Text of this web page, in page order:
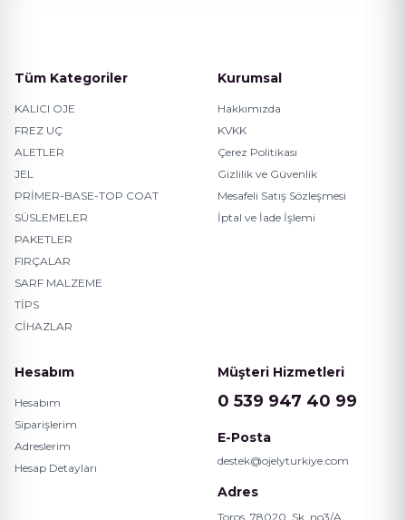
Tüm Kategoriler
KALICI OJE
FREZ UÇ
ALETLER
JEL
PRİMER-BASE-TOP COAT
SÜSLEMELER
PAKETLER
FIRÇALAR
SARF MALZEME
TİPS
CİHAZLAR
Kurumsal
Hakkımızda
KVKK
Çerez Politikası
Gizlilik ve Güvenlik
Mesafeli Satış Sözleşmesi
İptal ve İade İşlemi
Hesabım
Hesabım
Siparişlerim
Adreslerim
Hesap Detayları
Müşteri Hizmetleri
0 539 947 40 99
E-Posta
destek@ojelyturkiye.com
Adres
Toros, 78020. Sk. no3/A,